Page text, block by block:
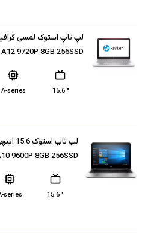
9720P 8GB 256SSD
" 15.6
A-series
9600P 8GB 256SSD
" 15.6
series